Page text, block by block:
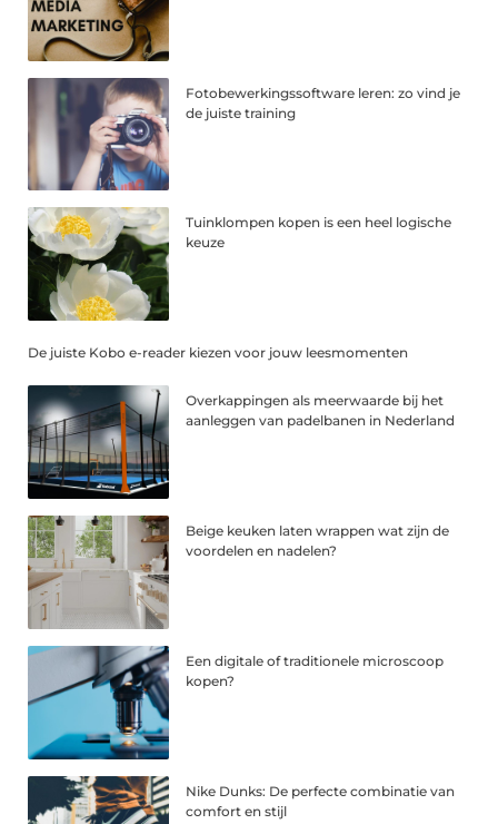
Fotobewerkingssoftware leren: zo vind je
de juiste training
Tuinklompen kopen is een heel logische
keuze
De juiste Kobo e-reader kiezen voor jouw leesmomenten
Overkappingen als meerwaarde bij het
aanleggen van padelbanen in Nederland
Beige keuken laten wrappen wat zijn de
voordelen en nadelen?
Een digitale of traditionele microscoop
kopen?
Nike Dunks: De perfecte combinatie van
comfort en stijl